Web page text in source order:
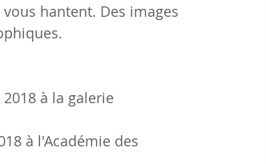
hantent. Des images
à la galerie
à l'Académie des